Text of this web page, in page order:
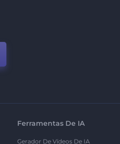
Ferramentas De IA
Gerador De Vídeos De IA